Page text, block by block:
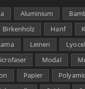
Aluminium
Birkenholz Hanf
Leinen
Modal
Papier